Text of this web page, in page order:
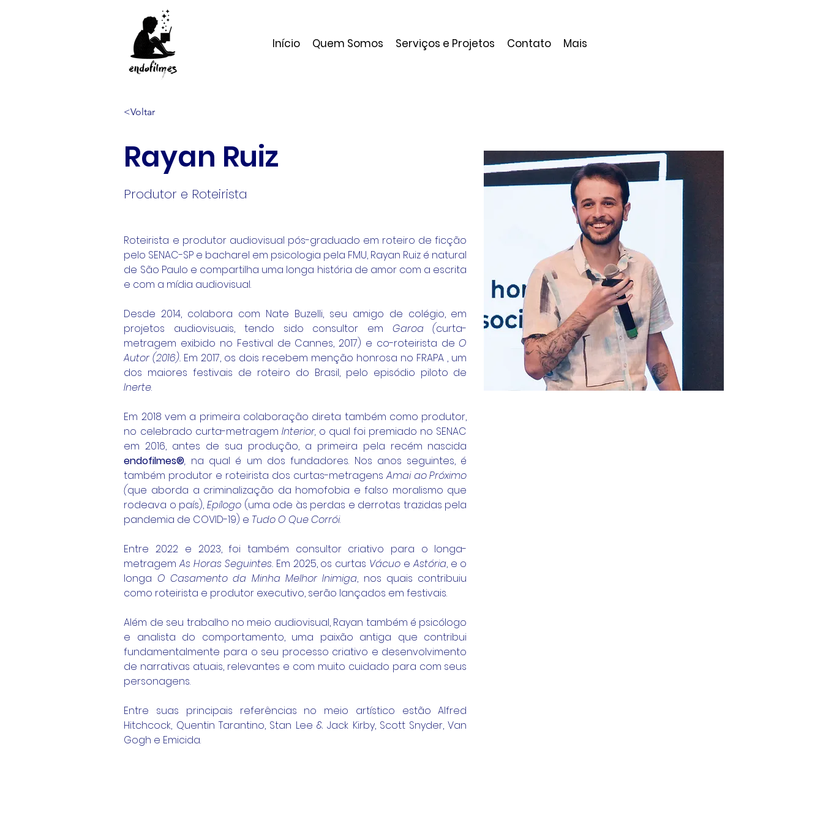
Início Quem Somos Serviços e Projetos Contato Mais
<Voltar
Rayan Ruiz
Produtor e Roteirista
Roteirista e produtor audiovisual pós-graduado em roteiro de ficção
pelo SENAC-SP e bacharel em psicologia pela FMU, Rayan Ruiz é natural
de São Paulo e compartilha uma longa história de amor com a escrita
e com a mídia audiovisual.
Desde 2014, colabora com Nate Buzelli, seu amigo de colégio, em
projetos audiovisuais, tendo sido consultor em Garoa (curta-
metragem exibido no Festival de Cannes, 2017) e co-roteirista de O
Autor (2016). Em 2017, os dois recebem menção honrosa no FRAPA , um
Inerte.
Em 2018 vem a primeira colaboração direta também como produtor,
no celebrado curta-metragem Interior, o qual foi premiado no SENAC
endofilmes®, na qual é um dos fundadores. Nos anos seguintes, é
também produtor e roteirista dos curtas-metragens Amai ao Próximo
(que aborda a criminalização da homofobia e falso moralismo que
rodeava o país), Epílogo (uma ode às perdas e derrotas trazidas pela
pandemia de COVID-19) e Tudo O Que Corrói.
Entre 2022 e 2023, foi também consultor criativo para o longa-
metragem As Horas Seguintes. Em 2025, os curtas Vácuo e Astória, e o
longa O Casamento da Minha Melhor Inimiga, nos quais contribuiu
como roteirista e produtor executivo, serão lançados em festivais.
Além de seu trabalho no meio audiovisual, Rayan também é psicólogo
e analista do comportamento, uma paixão antiga que contribui
fundamentalmente para o seu processo criativo e desenvolvimento
de narrativas atuais, relevantes e com muito cuidado para com seus
personagens.
Entre suas principais referências no meio artístico estão Alfred
Hitchcock, Quentin Tarantino, Stan Lee & Jack Kirby, Scott Snyder, Van
Gogh e Emicida.